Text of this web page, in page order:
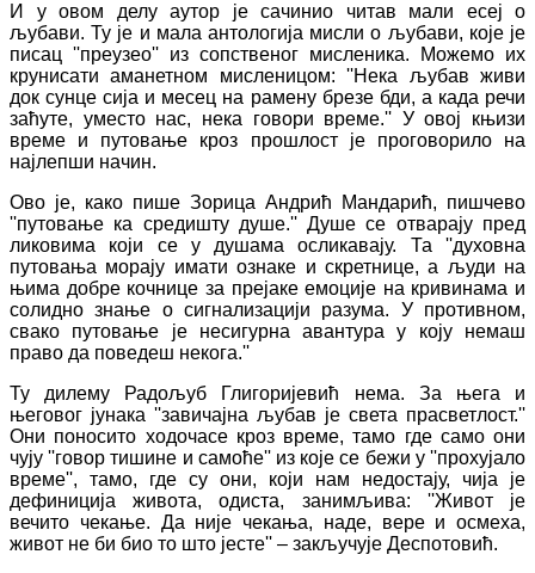
И у овом делу аутор је сачинио читав мали есеј о
љубави. Ту је и мала антологија мисли о љубави, које је
писац ''преузео'' из сопственог мисленика. Можемо их
крунисати аманетном мисленицом: ''Нека љубав живи
док сунце сија и месец на рамену брезе бди, а када речи
заћуте, уместо нас, нека говори време.'' У овој књизи
време и путовање кроз прошлост је проговорило на
најлепши начин.
Ово је, како пише Зорица Андрић Мандарић, пишчево
''путовање ка средишту душе.'' Душе се отварају пред
ликовима који се у душама осликавају. Та ''духовна
путовања морају имати ознаке и скретнице, а људи на
њима добре кочнице за прејаке емоције на кривинама и
солидно знање о сигнализацији разума. У противном,
свако путовање је несигурна авантура у коју немаш
право да поведеш некога.''
Ту дилему Радољуб Глигоријевић нема. За њега и
његовог јунака ''завичајна љубав је света прасветлост.''
Они поносито ходочасе кроз време, тамо где само они
чују ''говор тишине и самоће'' из које се бежи у ''прохујало
време'', тамо, где су они, који нам недостају, чија је
дефиниција живота, одиста, занимљива: ''Живот је
вечито чекање. Да није чекања, наде, вере и осмеха,
живот не би био то што јесте'' – закључује Деспотовић.